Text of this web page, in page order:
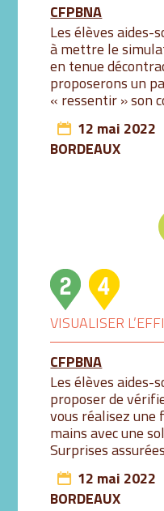
CFPBNA
Les élèves aides-
à mettre le
en tenue
proposerons un
« ressentir » son
12 mai 2022
BORDEAUX
CFPBNA
Les élèves aides-
proposer de
vous réalisez
mains avec une
Surprises
12 mai 2022
BORDEAUX